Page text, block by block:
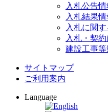
入札公告情
入札結果情
入札に関
入札・契
建設工事
サイトマップ
ご利用案内
Language